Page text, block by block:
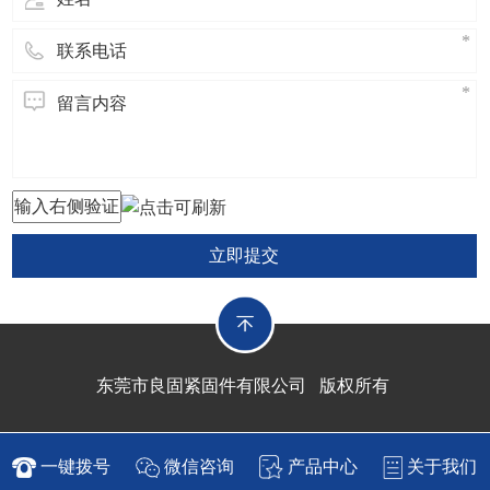
立即提交
东莞市良固紧固件有限公司 版权所有
一键拨号 微信咨询 产品中心 关于我们